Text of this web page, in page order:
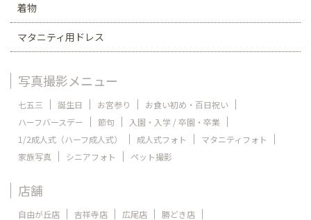
着物
マタニティ用ドレス
写真撮影メニュー
七五三 誕生日 お宮参り
お食い初め・百日祝い
ハーフバースデー
節句
入園・入学 / 卒園・卒業
1/2成人式（ハーフ成人式）
成人式フォト
マタニティフォト
家族写真
シニアフォト ペット撮影
店舗
自由が丘店 吉祥寺店 広尾店
勝どき店